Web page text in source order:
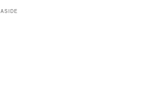
ASIDE